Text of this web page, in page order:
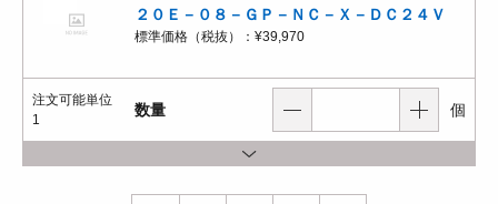
２０Ｅ－０８－ＧＰ－ＮＣ－Ｘ－ＤＣ２４Ｖ
標準価格（税抜）： ¥39,970
注文可能単位
1
数量 個